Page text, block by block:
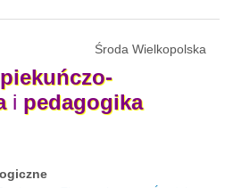
Środa Wielkopolska
i pedagogika